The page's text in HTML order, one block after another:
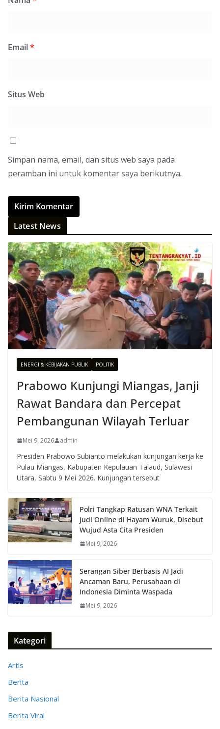
Email*
Situs Web
Simpan nama, email, dan situs web saya pada
peramban ini untuk komentar saya berikutnya.
Latest News
ENERGI & KEBIJAKAN PUBLIK POLITIK
Prabowo Kunjungi Miangas, Janji
Rawat Bandara dan Percepat
Pembangunan Wilayah Terluar
Mei 9, 2026 admin
Presiden Prabowo Subianto melakukan kunjungan kerja ke
Pulau Miangas, Kabupaten Kepulauan Talaud, Sulawesi
Utara, Sabtu 9 Mei 2026. Kunjungan tersebut
Polri Tangkap Ratusan WNA Terkait
Judi Online di Hayam Wuruk, Disebut
Wujud Asta Cita Presiden
Mei 9, 2026
Serangan Siber Berbasis AI Jadi
Ancaman Baru, Perusahaan di
Indonesia Diminta Waspada
Mei 9, 2026
Kategori
Artis
Berita
Berita Nasional
Berita Viral